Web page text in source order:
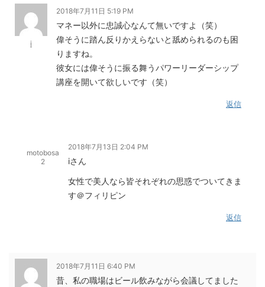
i
2018年7月11日 5:19 PM
マネー以外に忠誠心なんて無いですよ（笑）
偉そうに踏ん反りかえらないと舐められるのも困
りますね。
彼女には偉そうに振る舞うパワーリーダーシップ
講座を開いて欲しいです（笑）
返信
motobosa
2
2018年7月13日 2:04 PM
iさん
女性で美人なら皆それぞれの思惑でついてきま
す＠フィリピン
返信
2018年7月11日 6:40 PM
昔、私の職場はビール飲みながら会議してました